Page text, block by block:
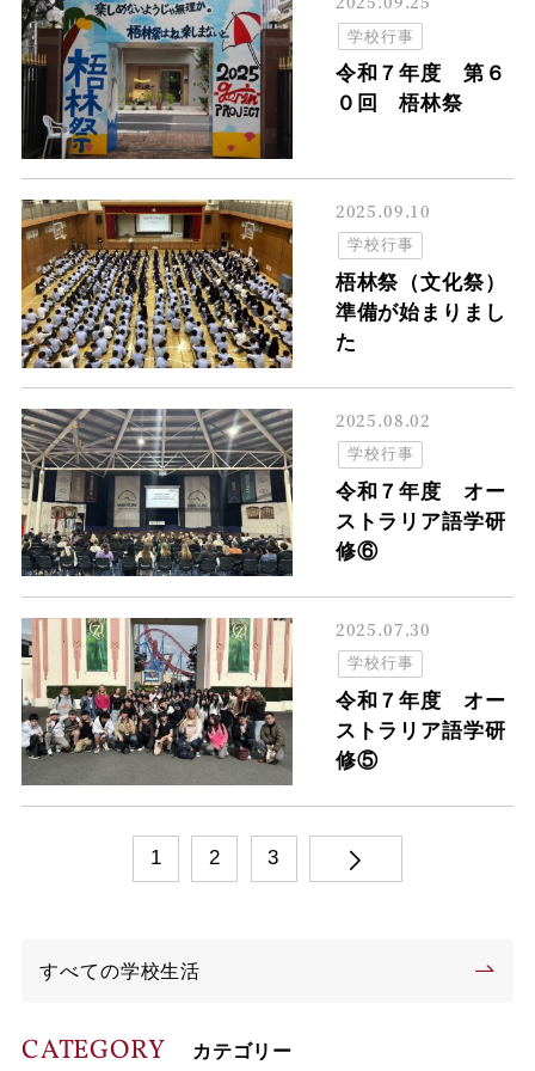
学校行事
令和７年度 第６
０回 梧林祭
2025.09.10
学校行事
梧林祭（文化祭）
準備が始まりまし
た
2025.08.02
学校行事
令和７年度 オー
ストラリア語学研
修⑥
2025.07.30
学校行事
令和７年度 オー
ストラリア語学研
修⑤
1 2 3
すべての学校生活
CATEGORY カテゴリー